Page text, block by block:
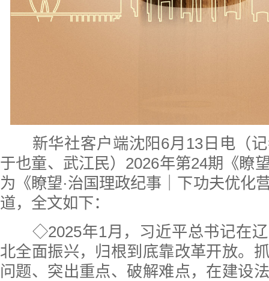
新华社客户端沈阳6月13日电（记
于也童、武江民）2026年第24期《瞭
为《瞭望·治国理政纪事｜下功夫优化
道，全文如下：
◇2025年1月，习近平总书记在
北全面振兴，归根到底靠改革开放。
问题、突出重点、破解难点，在建设